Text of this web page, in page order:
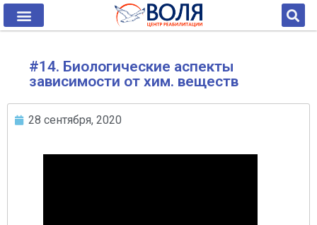
#14. Биологические аспекты
зависимости от хим. веществ
28 сентября, 2020